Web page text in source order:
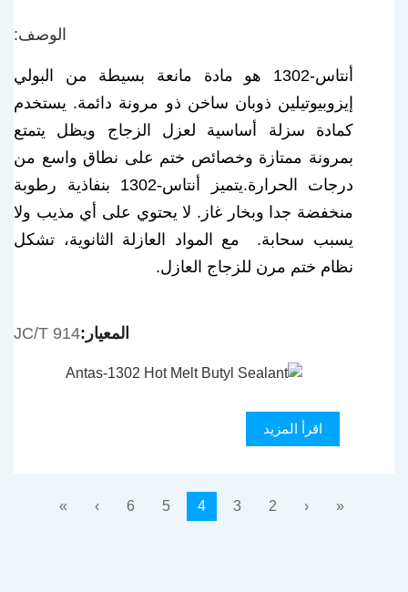
الوصف:
أنتاس-1302 هو مادة مانعة بسيطة من البولي
إيزوبيوتيلين ذوبان ساخن ذو مرونة دائمة. يستخدم
كمادة سزلة أساسية لعزل الزجاج ويظل يتمتع
بمرونة ممتازة وخصائص ختم على نطاق واسع من
درجات الحرارة.
يتميز أنتاس-1302 بنفاذية رطوبة
منخفضة جدا وبخار غاز. لا يحتوي على أي مذيب ولا
يسبب سحابة. مع المواد العازلة الثانوية، تشكل
نظام ختم مرن للزجاج العازل.
المعيار:JC/T 914
اقرأ المزيد
«
‹
2
3
4
5
6
›
»